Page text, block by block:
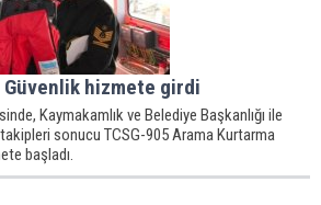
Güvenlik hizmete girdi
Kaymakamlık ve Belediye Başkanlığı ile
sonucu TCSG-905 Arama Kurtarma
başladı.